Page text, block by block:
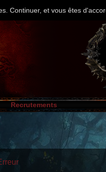
Recrutements
Continuer, et vous êtes